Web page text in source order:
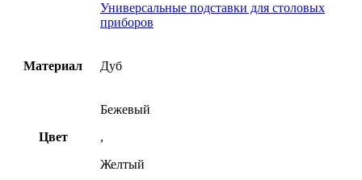
Универсальные подставки для столовых
приборов
Материал Дуб
Цвет
Бежевый
,
Желтый